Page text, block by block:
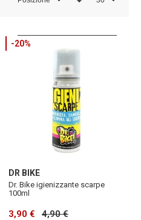
-20%
DR BIKE
Dr. Bike igienizzante scarpe
100ml
3,90 € 4,90 €